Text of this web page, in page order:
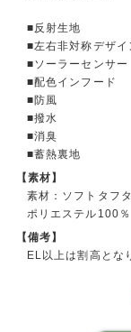
■反射生地
■左右非対称デザイ
■ソーラーセンサー
■配色インフード
■防風
■撥水
■消臭
■蓄熱裏地
【素材】
素材：ソフトタフタ
ポリエステル100％
【備考】
EL以上は割高とな